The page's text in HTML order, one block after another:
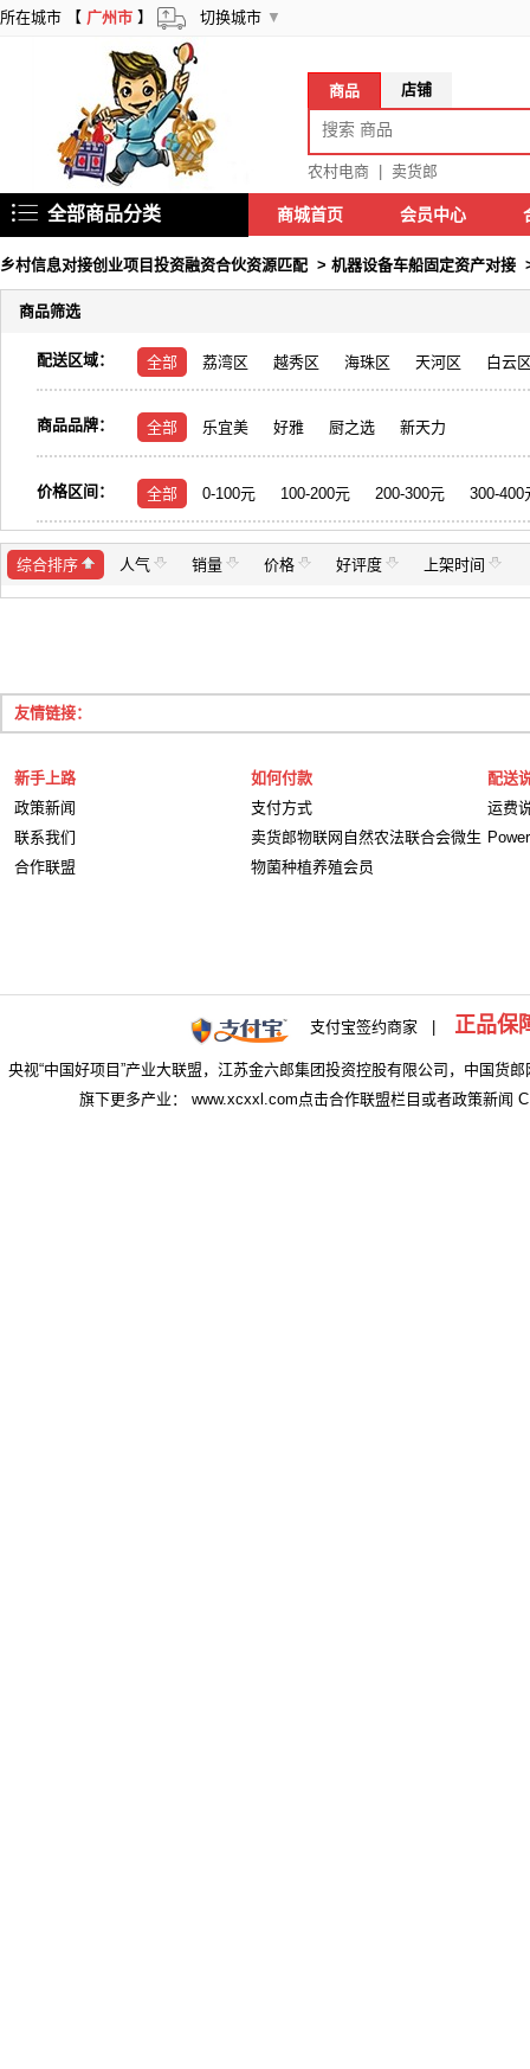
所在城市 【 广州市 】 切换城市 ▼
商品 店铺
农村电商 卖货郎
全部商品分类 商城首页 会员中心
乡村信息对接创业项目投资融资合伙资源匹配 > 机器设备车船固定资产对接
商品筛选
配送区域： 全部 荔湾区 越秀区 海珠区 天河区 白云
商品品牌： 全部 乐宜美 好雅 厨之选 新天力
价格区间： 全部 0-100元 100-200元 200-300元 300-400
综合排序 人气 销量 价格 好评度 上架时间
友情链接：
新手上路
政策新闻
联系我们
合作联盟
如何付款
支付方式
卖货郎物联网自然农法联合会微生
物菌种植养殖会员
配送
运费
支付宝签约商家 | 正品保
央视“中国好项目”产业大联盟，江苏金六郎集团投资控股有限公司，中国货
旗下更多产业： www.xcxxl.com点击合作联盟栏目或者政策新闻